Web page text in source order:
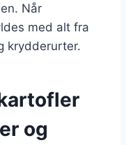
Når
med alt fra
krydderurter.
og